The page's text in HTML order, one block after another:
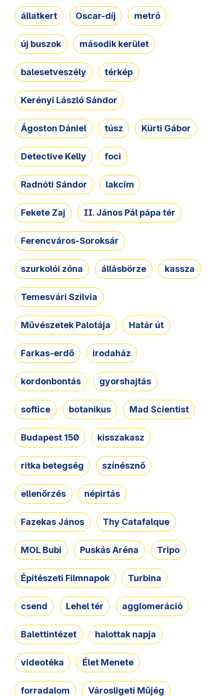
állatkert Oscar-díj metró
új buszok második kerület
balesetveszély térkép
Kerényi László Sándor
Ágoston Dániel túsz Kürti Gábor
Detective Kelly foci
Radnóti Sándor lakcím
Fekete Zaj II. János Pál pápa tér
Ferencváros-Soroksár
szurkolói zóna állásbörze kassza
Temesvári Szilvia
Művészetek Palotája Határ út
Farkas-erdő irodaház
kordonbontás gyorshajtás
softice botanikus Mad Scientist
Budapest 150 kisszakasz
ritka betegség színésznő
ellenőrzés népirtás
Fazekas János Thy Catafalque
MOL Bubi Puskás Aréna Tripo
Építészeti Filmnapok Turbina
csend Lehel tér agglomeráció
Balettintézet halottak napja
videotéka Élet Menete
forradalom Városligeti Műjég